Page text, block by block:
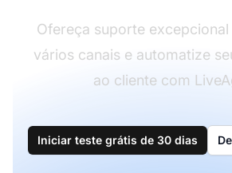
Ofereça suporte excepcional
vários canais e automatize
ao cliente com
Iniciar teste grátis de 30 dias